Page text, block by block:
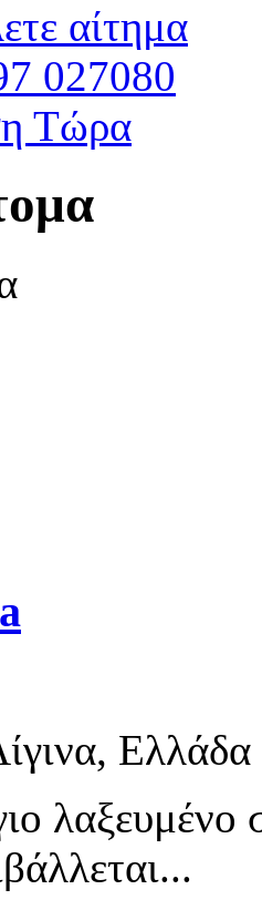
αίτημα
027080
Τώρα
Ελλάδα
λαξευμένο